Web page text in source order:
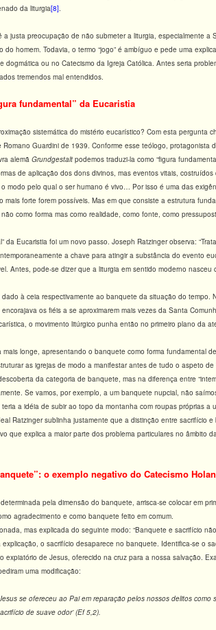
da liturgia[8].
a justa preocupação de não submeter a liturgia, especialmente
do homem. Todavia, o termo “jogo” é ambíguo e pede uma
dogmática ou no Catecismo da Igreja Católica. Antes seria
tremendos mal entendidos.
fundamental” da Eucaristia
sistemática do mistério eucarístico? Com esta pergunta
Guardini de 1939. Conforme esse teólogo, protagonista
alemã Grundgestalt podemos traduzi-la como “figura
de aplicação dos dons divinos, mas eventos vitais,
modo pelo qual o ser humano é vivo… Por isso é uma das
mais forte forem possíveis. Mas em que consiste a estrutura
como forma mas como realidade, como fonte, como
da Eucaristia foi um novo passo. Joseph Ratzinger observa:
a chave para atingir a substância do evento
Antes, pode-se dizer que a liturgia em sentido moderno nasceu
à ceia respectivamente ao banquete da situação do
os fiéis a se aproximarem mais vezes da Santa
o movimento litúrgico punha então no primeiro plano da
longe, apresentando o banquete como forma fundamental
as igrejas de modo a manifestar antes de tudo o aspeto
da categoria de banquete, mas na diferença entre
Se vamos, por exemplo, a um banquete nupcial, não
a idéia de subir ao topo da montanha com roupas próprias
Ratzinger sublinha justamente que a distinção entre
que explica a maior parte dos problema particulares no âmbito
o exemplo negativo do Catecismo
pela dimensão do banquete, arrisca-se colocar em
agradecimento e como banquete feito em comum.
mas explicada do seguinte modo: “Banquete e sacrifício
explicação, o sacrifício desaparece no banquete. Identifica-se o
expiatório de Jesus, oferecido na cruz para a nossa salvação.
uma modificação:
se ofereceu ao Pai em reparação pelos nossos delitos
de suave odor’ (Ef 5,2).